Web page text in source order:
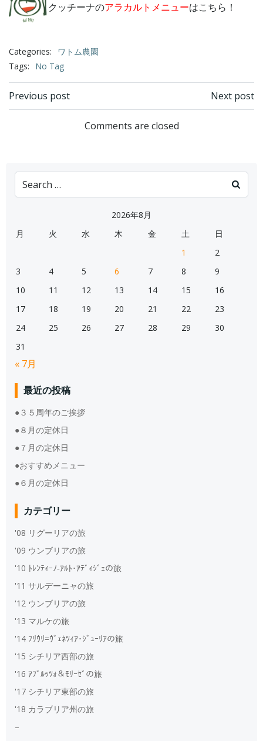
クッチーナのアラカルトメニューはこちら！
Categories:
ワトム農園
Tags:
No Tag
Post
navigation
Previous post
navigation
Next post
Comments are closed
Search
for:
2026年8月
月
火 水 木 金 土
日
1
2
3
4 5 6 7 8
9
10
11 12 13 14 15
16
17
18 19 20 21 22
23
24
25 26 27 28 29
30
31
« 7月
最近の投稿
●３５周年のご挨拶
●８月の定休日
●７月の定休日
●おすすめメニュー
●６月の定休日
カテゴリー
'08 リグーリアの旅
'09 ウンブリアの旅
'10 ﾄﾚﾝﾃｨｰﾉ‐ｱﾙﾄ･ｱﾃﾞｨｼﾞｪの旅
'11 サルデーニャの旅
'12 ウンブリアの旅
'13 マルケの旅
'14 ﾌﾘｳﾘ=ｳﾞｪﾈﾂｨｱ･ｼﾞｭｰﾘｱの旅
'15 シチリア西部の旅
'16 ｱﾌﾞﾙｯﾂｫ＆ﾓﾘｰｾﾞの旅
'17 シチリア東部の旅
'18 カラブリア州の旅
–